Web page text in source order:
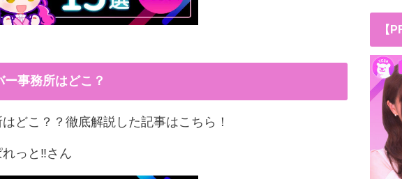
ー事務所はどこ？
どこ？？徹底解説した記事はこちら！
っと‼︎さん
【